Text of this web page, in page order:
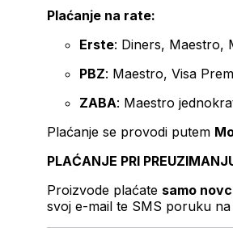
Plaćanje na rate:
Erste: Diners, Maestro,
PBZ: Maestro, Visa
ZABA: Maestro
Plaćanje se provodi putem
PLAĆANJE PRI
Proizvode plaćate samo
svoj e-mail te SMS poruku